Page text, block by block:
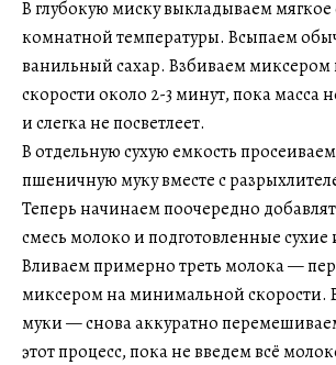
В глубокую миску выкладываем
комнатной температуры. Всыпаем
ванильный сахар. Взбиваем миксером
скорости около 2-3 минут, пока масса
и слегка не посветлеет.
В отдельную сухую емкость
пшеничную муку вместе с
Теперь начинаем поочередно
смесь молоко и подготовленные
Вливаем примерно треть молока —
миксером на минимальной скорости.
муки — снова аккуратно
этот процесс, пока не введем всё